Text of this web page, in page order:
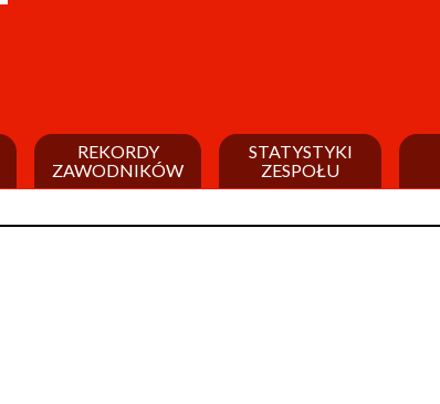
REKORDY
ZAWODNIKÓW
STATYSTYKI
ZESPOŁU